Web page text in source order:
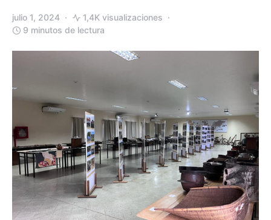
julio 1, 2024
1,4K visualizaciones
9 minutos de lectura